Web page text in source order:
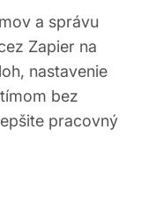
a správu
Zapier na
nastavenie
bez
pracovný